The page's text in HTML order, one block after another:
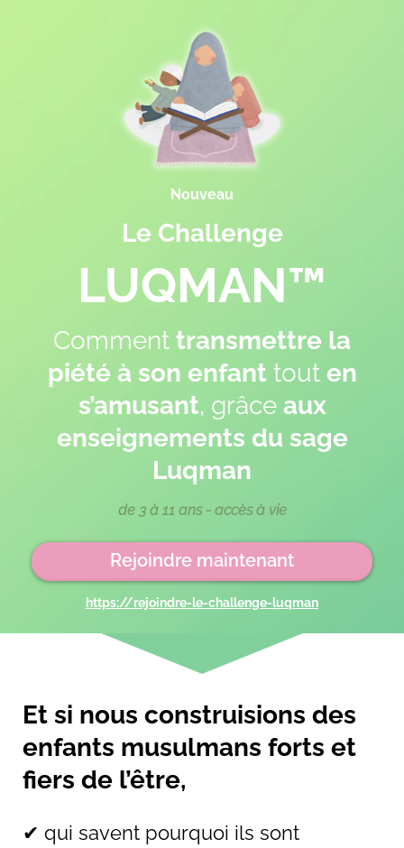
Nouveau
Le Challenge
LUQMAN™
Comment transmettre la
piété à son enfanttout en
s’amusant, grâce aux
enseignements du sage
Luqman
de 3 à 11 ans - accès à vie
Rejoindre maintenant
https://rejoindre-le-challenge-luqman
Et si nous construisions des
enfants musulmans forts et
fiers de l’être,
✔ qui savent pourquoi ils sont